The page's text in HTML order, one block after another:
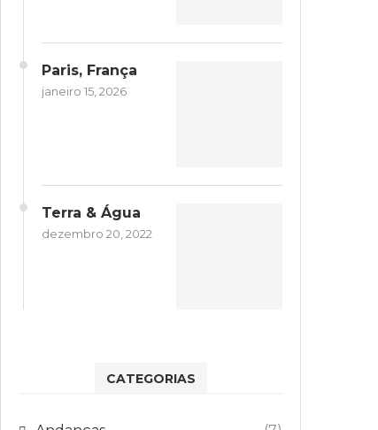
Paris, França
janeiro 15, 2026
Terra & Água
dezembro 20, 2022
CATEGORIAS